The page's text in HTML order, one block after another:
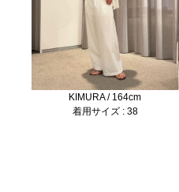
KIMURA / 164cm
着用サイズ : 38